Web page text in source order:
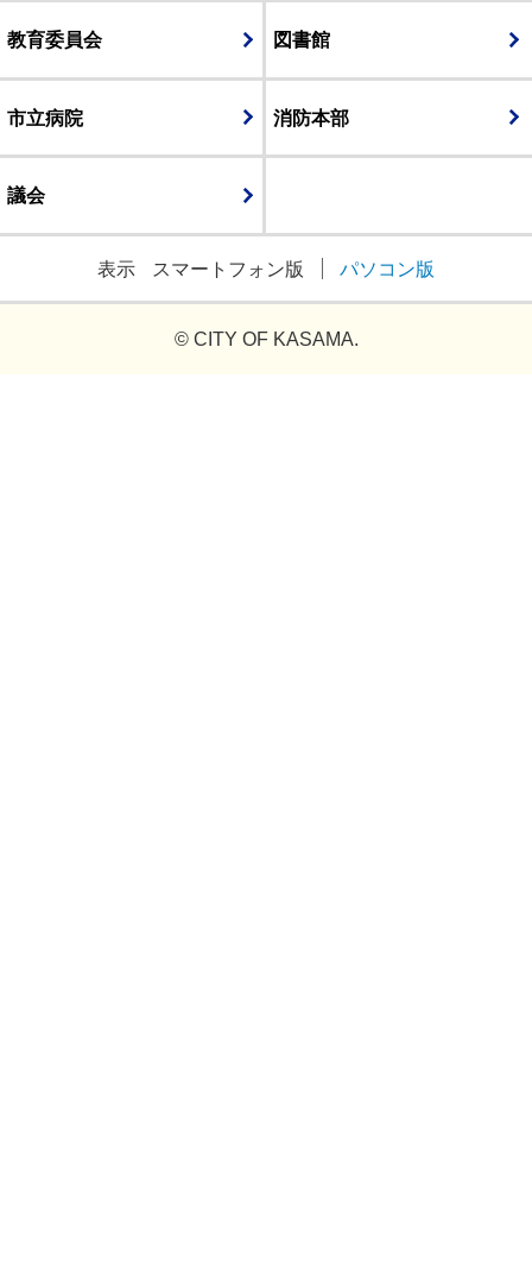
教育委員会 図書館
市立病院 消防本部
議会
表示 スマートフォン版 パソコン版
© CITY OF KASAMA.